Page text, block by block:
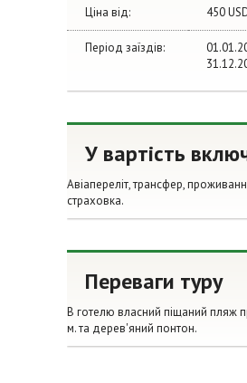
Ціна від: 450
Період заїздів:
У вартість
Авіапереліт, трансфер,
страховка.
Переваги туру
В готелю власний піщаний пляж
м. та дерев'яний понтон.